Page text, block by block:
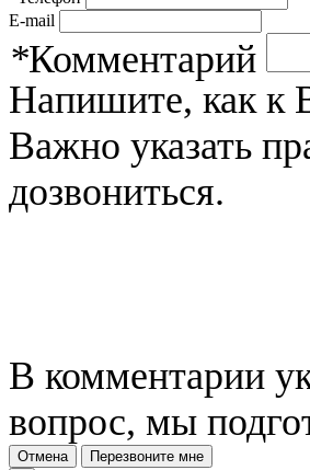
E-mail
*Комментарий
Напишите, как к
Важно указать
дозвониться.
В комментарии
вопрос, мы
Отмена
Перезвоните мне